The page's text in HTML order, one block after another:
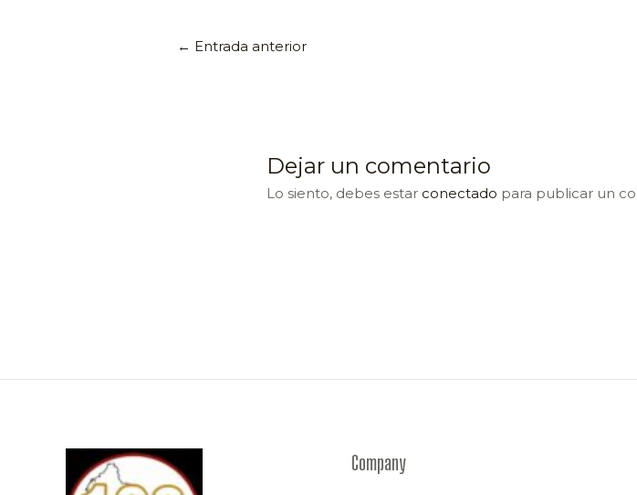
← Entrada anterior
Dejar un comentario
Lo siento, debes estar conectado para publicar un
Company